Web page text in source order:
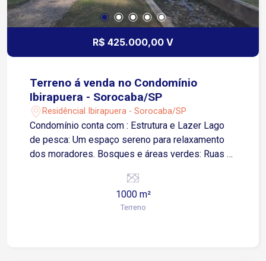
R$ 425.000,00 V
Terreno á venda no Condomínio
Ibirapuera - Sorocaba/SP
Residêncial Ibirapuera - Sorocaba/SP
Condomínio conta com : Estrutura e Lazer Lago
de pesca: Um espaço sereno para relaxamento
dos moradores. Bosques e áreas verdes: Ruas e
devido ao número reduzido de terrenos.
Segurança Portaria 24 horas: Controle de acesso
1000 m²
Terreno